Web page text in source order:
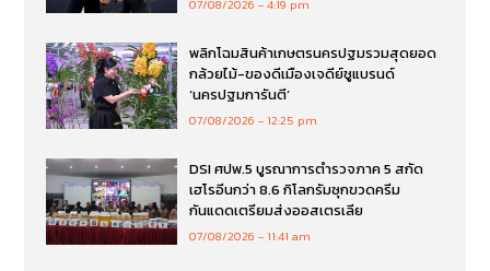
07/08/2026 4:19 pm
พลิกโฉมสินค้าเกษตรนครปฐมรวมสุดยอด
กล้วยไม้-ของดีเมืองเจดีย์ชูแบรนด์
‘นครปฐมการันตี’
07/08/2026 12:25 pm
DSI ศปพ.5 บูรณาการตำรวจภาค 5 สกัด
เฮโรอีนกว่า 8.6 กิโลกรัมซุกขวดครีม
กันแดดเตรียมส่งออสเตรเลีย
07/08/2026 11:41 am